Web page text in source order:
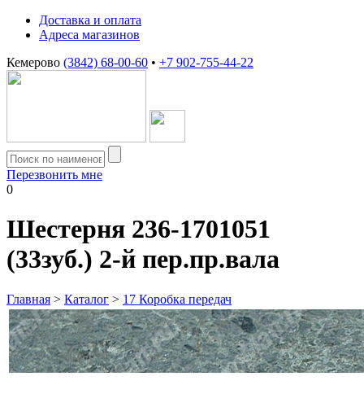
Доставка и оплата
Адреса магазинов
Кемерово (3842) 68-00-60 • +7 902-755-44-22
Перезвонить мне
0
Шестерня 236-1701051
(33зуб.) 2-й пер.пр.вала
Главная > Каталог > 17 Коробка передач